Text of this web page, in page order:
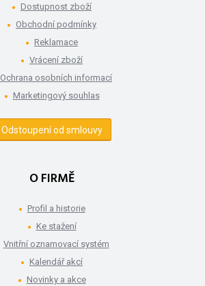
Dostupnost zboží
Obchodní podmínky
Reklamace
Vrácení zboží
Ochrana osobních informací
Marketingový souhlas
Odstoupení od smlouvy
O FIRMĚ
Profil a historie
Ke stažení
Vnitřní oznamovací systém
Kalendář akcí
Novinky a akce